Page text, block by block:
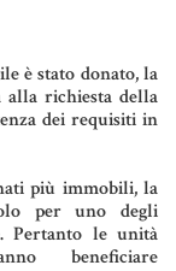
è stato donato, la
alla richiesta della
dei requisiti in
più immobili, la
per uno degli
Pertanto le unità
beneficiare